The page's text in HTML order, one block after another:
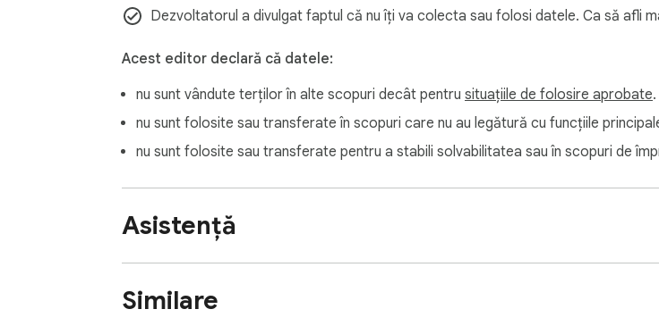
Install History Shortcut now and access your browsing history with a single click.
Dezvoltatorul a divulgat faptul că nu îți va colecta sau folosi datele. Ca să afli
Acest editor declară că datele:
nu sunt vândute terților în alte scopuri decât pentru situațiile de folosire aprobate.
nu sunt folosite sau transferate în scopuri care nu au legătură cu funcțiile
nu sunt folosite sau transferate pentru a stabili solvabilitatea sau în scopuri de
Asistență
Similare